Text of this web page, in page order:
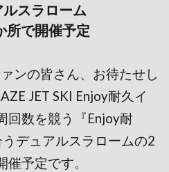
スラローム
所で開催予定
ンの皆さん、お待たせし
JET SKI Enjoy耐久イ
回数を競う『Enjoy耐
デュアルスラロームの2
予定です。